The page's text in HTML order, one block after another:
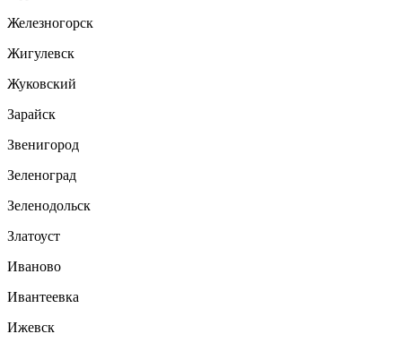
Железногорск
Жигулевск
Жуковский
Зарайск
Звенигород
Зеленоград
Зеленодольск
Златоуст
Иваново
Ивантеевка
Ижевск